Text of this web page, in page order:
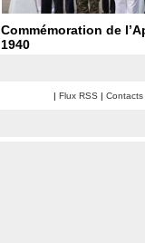
Commémoration de
1940
| Flux RSS | Contacts